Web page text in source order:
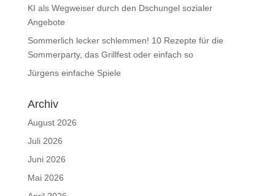
KI als Wegweiser durch den Dschungel sozialer
Angebote
Sommerlich lecker schlemmen! 10 Rezepte für die
Sommerparty, das Grillfest oder einfach so
Jürgens einfache Spiele
Archiv
August 2026
Juli 2026
Juni 2026
Mai 2026